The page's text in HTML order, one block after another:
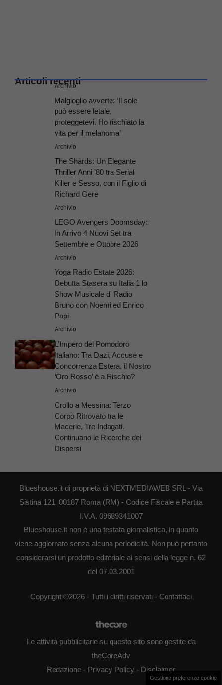
Articoli recenti
Archivio
Malgioglio avverte: ‘Il sole
può essere letale,
proteggetevi. Ho rischiato la
vita per il melanoma’
Archivio
The Shards: Un Elegante
Thriller Anni ’80 tra Serial
Killer e Sesso, con il Figlio di
Richard Gere
Archivio
LEGO Avengers Doomsday:
In Arrivo 4 Nuovi Set tra
Settembre e Ottobre 2026
Archivio
Yoga Radio Estate 2026:
Debutta Stasera su Italia 1 lo
Show Musicale di Radio
Bruno con Noemi ed Enrico
Papi
Archivio
L’Impero del Pomodoro
Italiano: Tra Dazi, Accuse e
Concorrenza Estera, il Nostro
‘Oro Rosso’ è a Rischio?
Archivio
Crollo a Messina: Terzo
Corpo Ritrovato tra le
Macerie, Tre Indagati.
Continuano le Ricerche dei
Dispersi
Blueshouse.it di proprietà di NEXTMEDIAWEB SRL - Via
Sistina 121, 00187 Roma (RM) - Codice Fiscale e Partita
I.V.A. 09689341007
Blueshouse.it non è una testata giornalistica, in quanto
viene aggiornato senza alcuna periodicità. Non può pertanto
considerarsi un prodotto editoriale ai sensi della legge n. 62
del 07.03.2001
Copyright ©2026 - Tutti i diritti riservati - Contattaci
Le attività pubblicitarie su questo sito sono gestite da
theCoreAdv
Redazione - Privacy Policy - Disclaimer
Gestione preferenze cookie